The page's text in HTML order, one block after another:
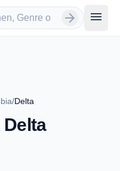
arrow_forward menu
/Delta